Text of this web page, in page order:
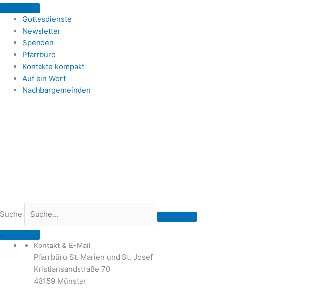
Zum
Inhalt
springen
Gottesdienste
Newsletter
Spenden
Pfarrbüro
Kontakte kompakt
Auf ein Wort
Nachbargemeinden
Suche
Kontakt & E-Mail
Pfarrbüro St. Marien und St. Josef
Kristiansandstraße 70
48159 Münster